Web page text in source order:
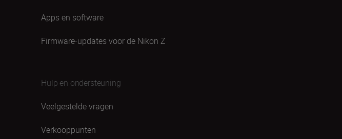
Apps en software
Firmware-updates voor de Nikon Z
Hulp en ondersteuning
Veelgestelde vragen
Verkooppunten